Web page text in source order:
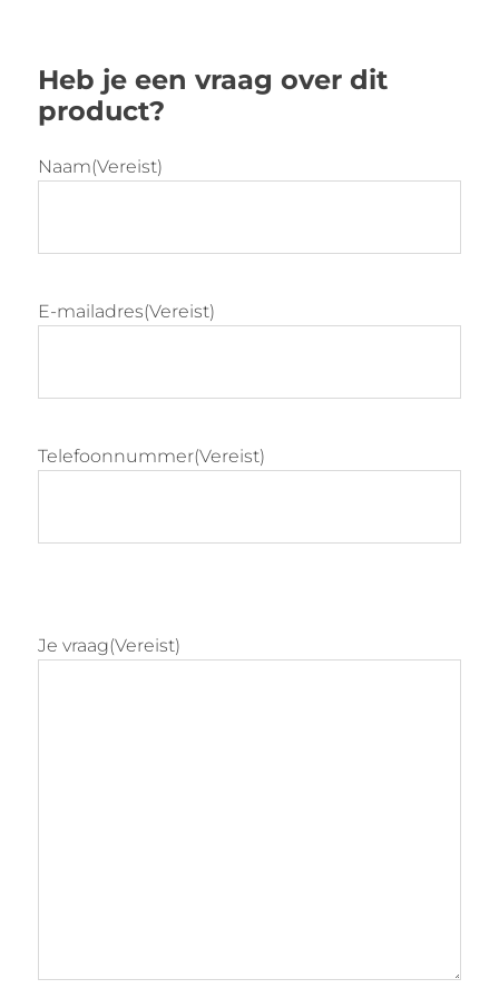
Stapelbaar tot 6 stuks
Stapelbeschermer
Heb je een vraag over dit
product?
Naam(Vereist)
E-mailadres(Vereist)
Telefoonnummer(Vereist)
Je vraag(Vereist)